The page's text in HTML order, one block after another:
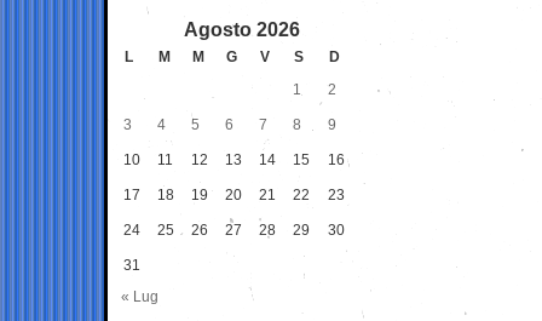
Agosto 2026
L M M G V S
D
1
2
3 4 5 6 7 8 9
10 11 12 13 14 15 16
17 18 19 20 21 22 23
24 25 26 27 28 29 30
31
« Lug